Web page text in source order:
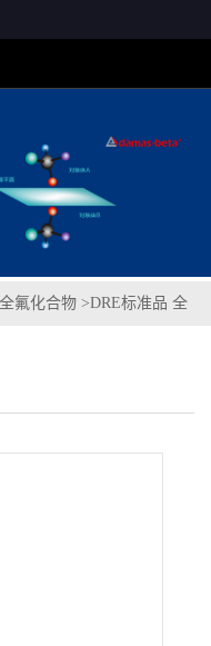
全氟化合物 >DRE标准品 全